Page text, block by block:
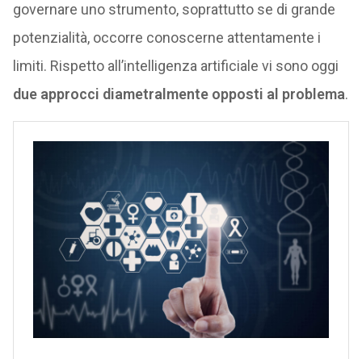
governare uno strumento, soprattutto se di grande
potenzialità, occorre conoscerne attentamente i
limiti. Rispetto all’intelligenza artificiale vi sono oggi
due approcci diametralmente opposti al problema.